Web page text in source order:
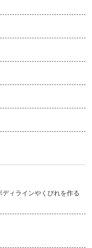
ディラインやくびれを作る